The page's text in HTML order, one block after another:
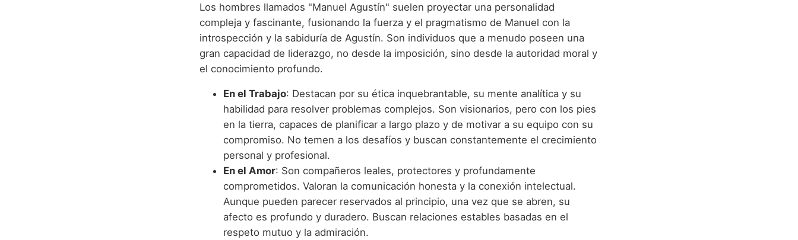
Los hombres llamados "Manuel Agustín" suelen proyectar una personalidad
compleja y fascinante, fusionando la fuerza y el pragmatismo de Manuel con la
introspección y la sabiduría de Agustín. Son individuos que a menudo poseen una
gran capacidad de liderazgo, no desde la imposición, sino desde la autoridad moral y
el conocimiento profundo.
En el Trabajo: Destacan por su ética inquebrantable, su mente analítica y su
habilidad para resolver problemas complejos. Son visionarios, pero con los pies
en la tierra, capaces de planificar a largo plazo y de motivar a su equipo con su
compromiso. No temen a los desafíos y buscan constantemente el crecimiento
personal y profesional.
En el Amor: Son compañeros leales, protectores y profundamente
comprometidos. Valoran la comunicación honesta y la conexión intelectual.
Aunque pueden parecer reservados al principio, una vez que se abren, su
afecto es profundo y duradero. Buscan relaciones estables basadas en el
respeto mutuo y la admiración.